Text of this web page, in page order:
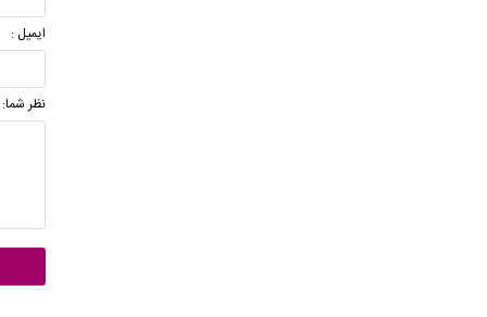
ایمیل :
نظر شما: